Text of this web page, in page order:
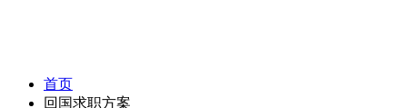
首页
回国求职方案